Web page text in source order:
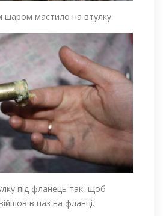
шаром мастило на втулку.
під фланець так, щоб
в паз на фланці.